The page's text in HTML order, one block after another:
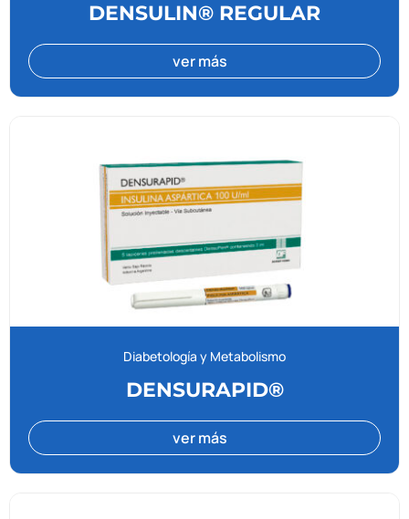
DENSULIN® REGULAR
ver más
Diabetología y Metabolismo
DENSURAPID®
ver más